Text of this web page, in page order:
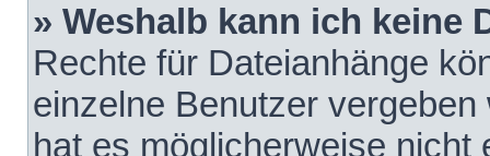
» Weshalb kann ich keine
Rechte für Dateianhänge
einzelne Benutzer
hat es möglicherweise nicht